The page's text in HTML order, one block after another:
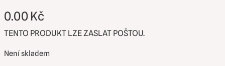
0.00 Kč
TENTO PRODUKT LZE ZASLAT POŠTOU.
Není skladem